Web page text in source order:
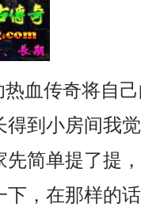
血传奇将自
得到小房间我
先简单提了提
下，在那样的